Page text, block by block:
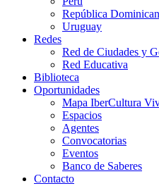
República
Uruguay
Redes
Red de Ciudades y
Red Educativa
Biblioteca
Oportunidades
Mapa IberCultura
Espacios
Agentes
Convocatorias
Eventos
Banco de Saberes
Contacto